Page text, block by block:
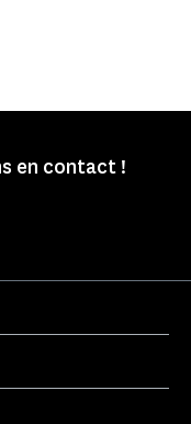
en contact !